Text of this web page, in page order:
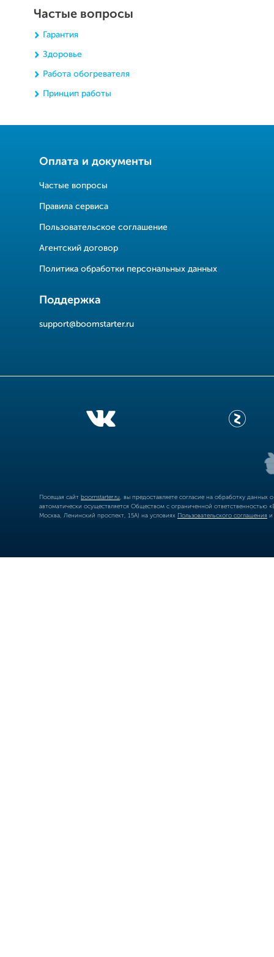
Частые вопросы
Гарантия
Здоровье
Работа обогревателя
Принцип работы
Оплата и документы
Частые вопросы
Правила сервиса
Пользовательское соглашение
Агентский договор
Политика обработки персональных данных
Поддержка
support@boomstarter.ru
Посещая сайт boomstarter.ru , вы предоставляете согласие на обработку
автоматически осуществляется Обществом с ограниченной
Москва, Ленинский проспект, 15А) на условиях Пользовательского соглашения и